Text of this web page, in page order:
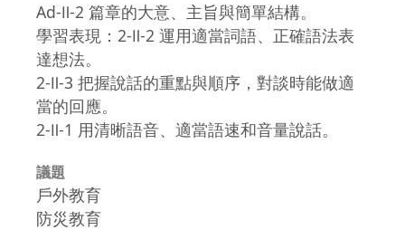
Ad-Ⅱ-2 篇章的大意、主旨與簡單結構。
學習表現：2-Ⅱ-2 運用適當詞語、正確語法表
達想法。
2-Ⅱ-3 把握說話的重點與順序，對談時能做適
當的回應。
2-Ⅱ-1 用清晰語音、適當語速和音量說話。
議題
戶外教育
防災教育